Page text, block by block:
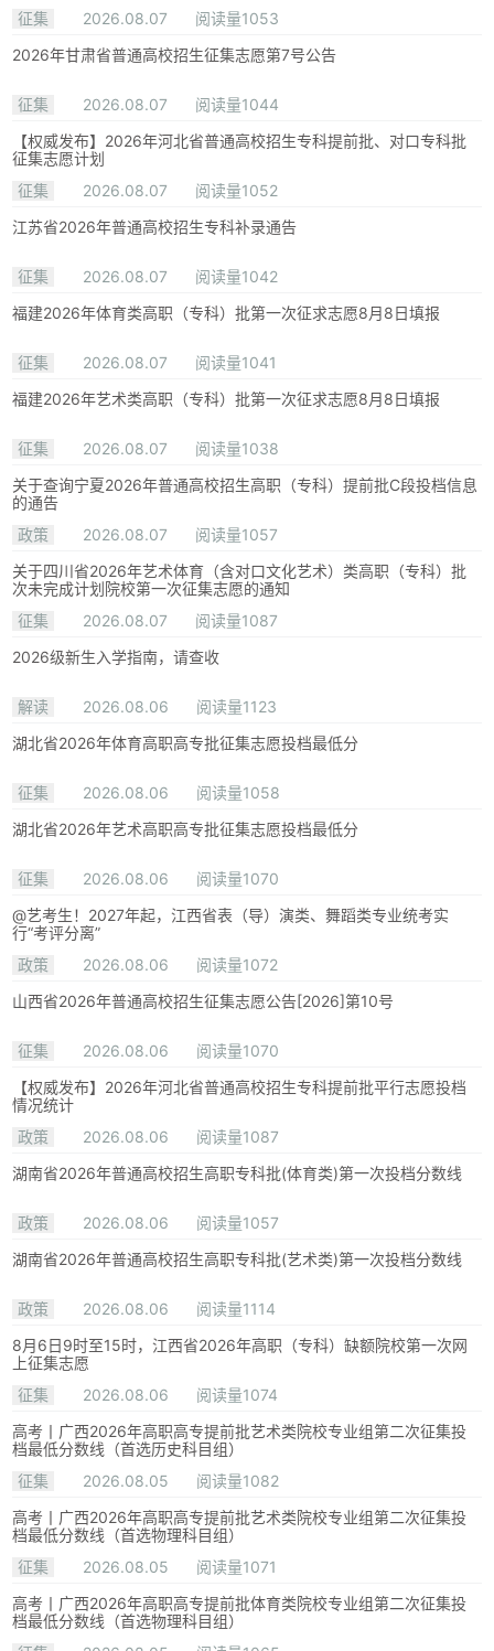
征集 2026.08.07
阅读量1053
2026年甘肃省普通高校招生征集志愿第7号公告
征集 2026.08.07
阅读量1044
【权威发布】2026年河北省普通高校招生专科提前批、对口专科批
征集志愿计划
征集
2026.08.07
阅读量1052
江苏省2026年普通高校招生专科补录通告
征集 2026.08.07
阅读量1042
福建2026年体育类高职（专科）批第一次征求志愿8月8日填报
征集 2026.08.07
阅读量1041
福建2026年艺术类高职（专科）批第一次征求志愿8月8日填报
征集 2026.08.07
阅读量1038
关于查询宁夏2026年普通高校招生高职（专科）提前批C段投档信息
的通告
政策
2026.08.07
阅读量1057
关于四川省2026年艺术体育（含对口文化艺术）类高职（专科）批
次未完成计划院校第一次征集志愿的通知
征集
2026.08.07
阅读量1087
2026级新生入学指南，请查收
解读 2026.08.06
阅读量1123
湖北省2026年体育高职高专批征集志愿投档最低分
征集 2026.08.06
阅读量1058
湖北省2026年艺术高职高专批征集志愿投档最低分
征集 2026.08.06
阅读量1070
@艺考生！2027年起，江西省表（导）演类、舞蹈类专业统考实
行“考评分离”
政策
2026.08.06
阅读量1072
山西省2026年普通高校招生征集志愿公告[2026]第10号
征集 2026.08.06
阅读量1070
【权威发布】2026年河北省普通高校招生专科提前批平行志愿投档
情况统计
政策
2026.08.06
阅读量1087
湖南省2026年普通高校招生高职专科批(体育类)第一次投档分数线
政策 2026.08.06
阅读量1057
湖南省2026年普通高校招生高职专科批(艺术类)第一次投档分数线
政策 2026.08.06
阅读量1114
8月6日9时至15时，江西省2026年高职（专科）缺额院校第一次网
上征集志愿
征集
2026.08.06
阅读量1074
高考丨广西2026年高职高专提前批艺术类院校专业组第二次征集投
档最低分数线（首选历史科目组）
征集
2026.08.05
阅读量1082
高考丨广西2026年高职高专提前批艺术类院校专业组第二次征集投
档最低分数线（首选物理科目组）
征集
2026.08.05
阅读量1071
高考丨广西2026年高职高专提前批体育类院校专业组第二次征集投
档最低分数线（首选物理科目组）